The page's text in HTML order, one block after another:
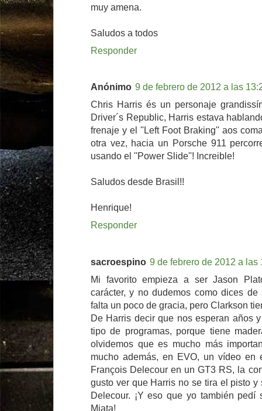
muy amena.
Saludos a todos
Responder
Anónimo 9 de febrero de 2012 a las
Chris Harris és un personaje
Driver´s Republic, Harris estava
frenaje y el ''Left Foot Braking'' aos
otra vez, hacia un Porsche 911
usando el ''Power Slide''! Increible!
Saludos desde Brasil!!
Henrique!
Responder
sacroespino 9 de febrero de 2012 a las
Mi favorito empieza a ser Jason
carácter, y no dudemos como dices
falta un poco de gracia, pero Clarkson
De Harris decir que nos esperan años
tipo de programas, porque tiene
olvidemos que es mucho más
mucho además, en EVO, un vídeo
François Delecour en un GT3 RS, la
gusto ver que Harris no se tira el pisto
Delecour. ¡Y eso que yo también
Miata!